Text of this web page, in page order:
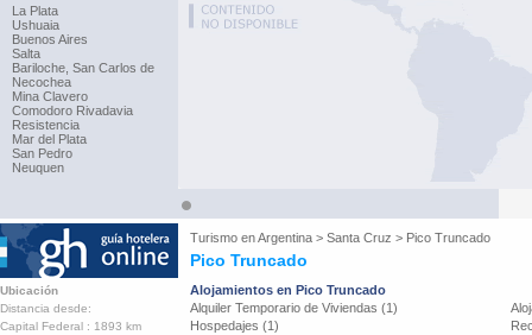
La Plata
Ushuaia
Buenos Aires
Salta
Bariloche, San Carlos de
Necochea
Mina Clavero
Comodoro Rivadavia
Resistencia
Mar del Plata
San Pedro
Neuquen
Turismo enArgentina > Santa Cruz > Pico Truncado
Pico Truncado
Ubicación
Distancia desde:
Capital Federal : 1893 km
Alojamientos en Pico Truncado
Alquiler Temporario de Viviendas (1)
Hospedajes (1)